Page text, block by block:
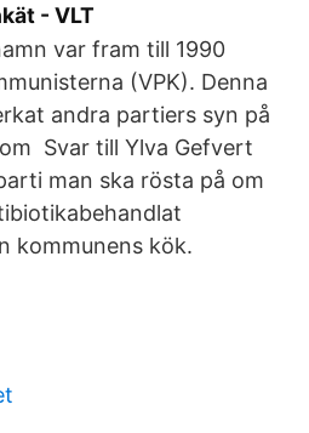
- VLT
var fram till 1990
(VPK). Denna
andra partiers syn på
Svar till Ylva Gefvert
man ska rösta på om
kommunens kök.